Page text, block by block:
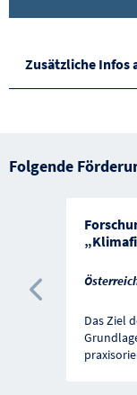
Zusätzliche Infos
Folgende
Das Ziel